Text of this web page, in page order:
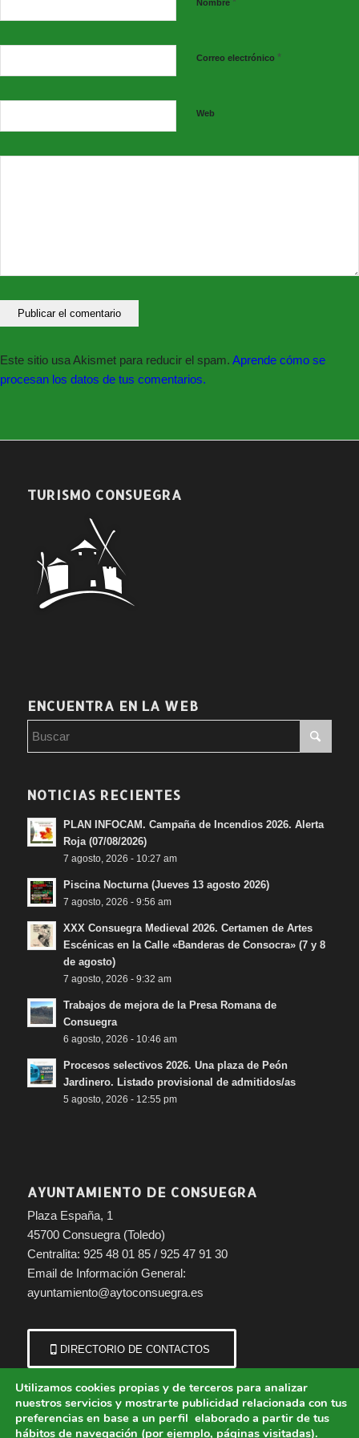
Nombre
Correo electrónico *
Web
Este sitio usa Akismet para reducir el spam. Aprende cómo se
procesan los datos de tus comentarios.
TURISMO CONSUEGRA
ENCUENTRA EN LA WEB
NOTICIAS RECIENTES
PLAN INFOCAM. Campaña de Incendios 2026. Alerta
Roja (07/08/2026)
7 agosto, 2026 - 10:27 am
Piscina Nocturna (Jueves 13 agosto 2026)
7 agosto, 2026 - 9:56 am
XXX Consuegra Medieval 2026. Certamen de Artes
Escénicas en la Calle «Banderas de Consocra» (7 y 8
de agosto)
7 agosto, 2026 - 9:32 am
Trabajos de mejora de la Presa Romana de
Consuegra
6 agosto, 2026 - 10:46 am
Procesos selectivos 2026. Una plaza de Peón
Jardinero. Listado provisional de admitidos/as
5 agosto, 2026 - 12:55 pm
AYUNTAMIENTO DE CONSUEGRA
Plaza España, 1
45700 Consuegra (Toledo)
Centralita: 925 48 01 85 / 925 47 91 30
Email de Información General:
ayuntamiento@aytoconsuegra.es
DIRECTORIO DE CONTACTOS
Utilizamos cookies propias y de terceros para analizar
nuestros servicios y mostrarte publicidad relacionada con tus
preferencias en base a un perfil elaborado a partir de tus
hábitos de navegación (por ejemplo, páginas visitadas).